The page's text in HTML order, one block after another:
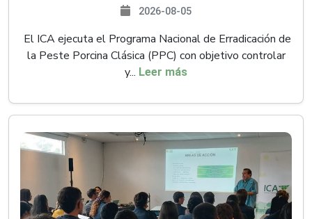
2026-08-05
El ICA ejecuta el Programa Nacional de Erradicación de
la Peste Porcina Clásica (PPC) con objetivo controlar
y... Leer más